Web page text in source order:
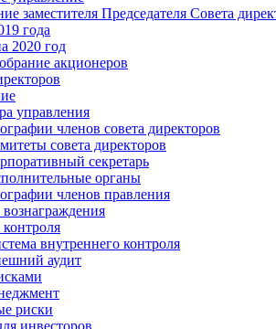
заместителя Председателя Совета
года
2020 год
акционеров
управления
членов совета директоров
совета директоров
секретарь
органы
членов правления
внутреннего контроля
аудит
риски
инвесторов